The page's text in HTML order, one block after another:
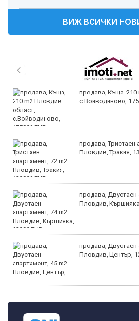
ВИЖ ВСИЧКИ
продава, Къща, 210
с.Войводиново,
продава, Тристаен
Пловдив, Тракия,
продава, Двустаен
Пловдив,
продава, Двустаен
Пловдив, Център,